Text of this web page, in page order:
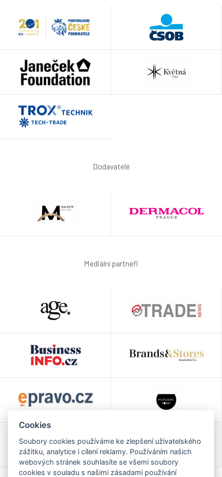
Dodavatelé
Mediální partneři
Cookies
Soubory cookies používáme ke zlepšení uživatelského
zážitku, analytice i cílení reklamy. Používáním našich
webových stránek souhlasíte se všemi soubory
cookies v souladu s našimi zásadami používání